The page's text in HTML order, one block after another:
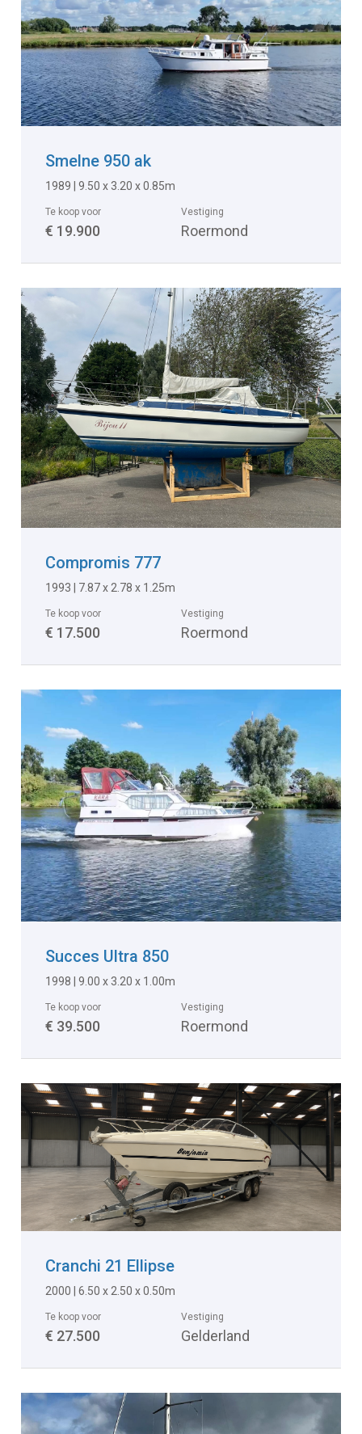
Smelne 950 ak
1989 | 9.50 x 3.20 x 0.85m
Te koop voor
€ 19.900
Vestiging
Roermond
Compromis 777
1993 | 7.87 x 2.78 x 1.25m
Te koop voor
€ 17.500
Vestiging
Roermond
Succes Ultra 850
1998 | 9.00 x 3.20 x 1.00m
Te koop voor
€ 39.500
Vestiging
Roermond
Cranchi 21 Ellipse
2000 | 6.50 x 2.50 x 0.50m
Te koop voor
€ 27.500
Vestiging
Gelderland